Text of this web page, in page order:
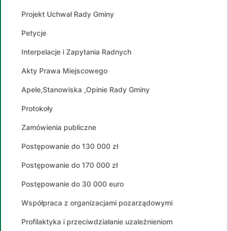
Projekt Uchwał Rady Gminy
Petycje
Interpelacje i Zapytania Radnych
Akty Prawa Miejscowego
Apele,Stanowiska ,Opinie Rady Gminy
Protokoły
Zamówienia publiczne
Postępowanie do 130 000 zł
Postępowanie do 170 000 zł
Postępowanie do 30 000 euro
Współpraca z organizacjami pozarządowymi
Profilaktyka i przeciwdziałanie uzależnieniom